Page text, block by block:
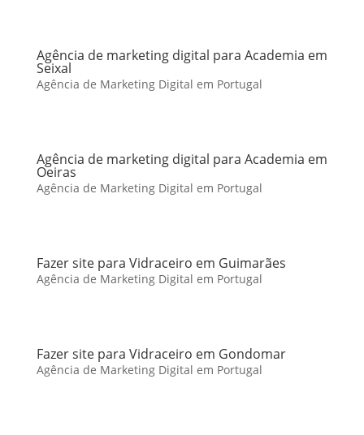
Agência de marketing digital para Academia em
Seixal
Agência de Marketing Digital em Portugal
Agência de marketing digital para Academia em
Oeiras
Agência de Marketing Digital em Portugal
Fazer site para Vidraceiro em Guimarães
Agência de Marketing Digital em Portugal
Fazer site para Vidraceiro em Gondomar
Agência de Marketing Digital em Portugal